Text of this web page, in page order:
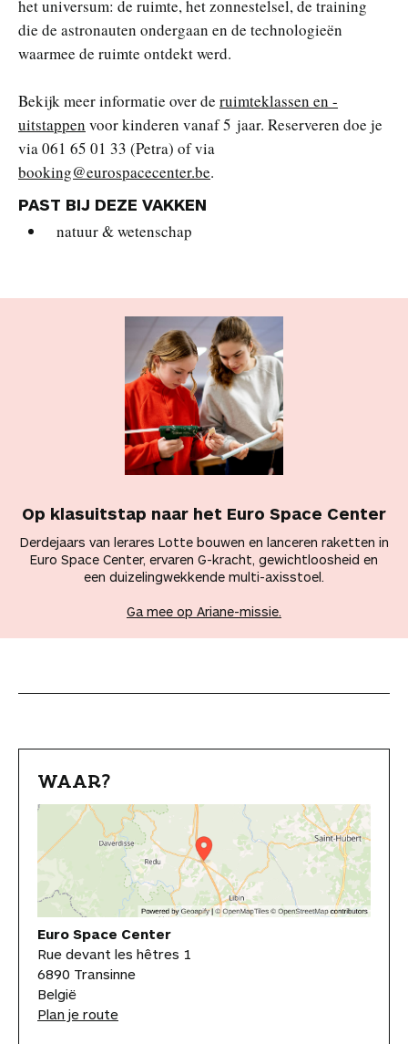
het universum: de ruimte, het zonnestelsel, de training
die de astronauten ondergaan en de technologieën
waarmee de ruimte ontdekt werd.
Bekijk meer informatie over de ruimteklassen en -
uitstappen voor kinderen vanaf 5 jaar. Reserveren doe je
via 061 65 01 33 (Petra) of via
booking@eurospacecenter.be.
PAST BIJ DEZE VAKKEN
natuur & wetenschap
Op klasuitstap naar het Euro Space Center
Derdejaars van lerares Lotte bouwen en lanceren raketten in
Euro Space Center, ervaren G-kracht, gewichtloosheid en
een duizelingwekkende multi-axisstoel.
Ga mee op Ariane-missie.
WAAR?
Euro Space Center
Rue devant les hêtres 1
6890 Transinne
België
Plan je route